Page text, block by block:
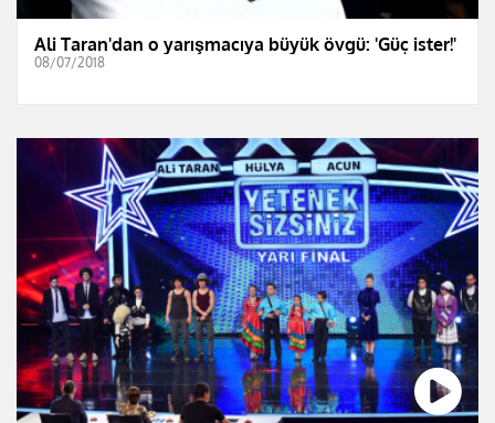
Ali Taran'dan o yarışmacıya büyük övgü: 'Güç ister!'
08/07/2018